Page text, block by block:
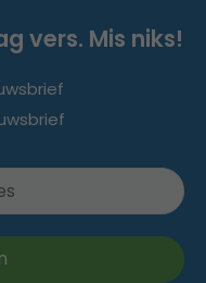
vers. Mis niks!